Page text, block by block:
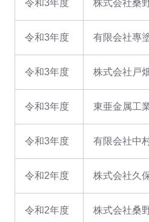
令和3年度 株式会社桑
令和3年度 有限会社專
令和3年度 株式会社戸
令和3年度 東亜金属工
令和3年度 有限会社中
令和2年度 株式会社久
令和2年度 株式会社桑